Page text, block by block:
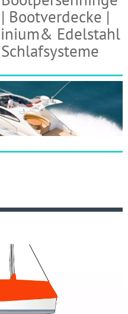
Bootverdecke |
Edelstahl